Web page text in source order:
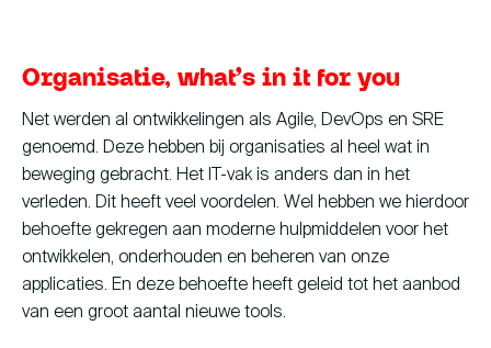
Organisatie, what’s in it for you
Net werden al ontwikkelingen als Agile, DevOps en SRE
genoemd. Deze hebben bij organisaties al heel wat in
beweging gebracht. Het IT-vak is anders dan in het
verleden. Dit heeft veel voordelen. Wel hebben we hierdoor
behoefte gekregen aan moderne hulpmiddelen voor het
ontwikkelen, onderhouden en beheren van onze
applicaties. En deze behoefte heeft geleid tot het aanbod
van een groot aantal nieuwe tools.